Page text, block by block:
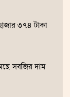
৩৭৪ টাকা
সবজির দাম